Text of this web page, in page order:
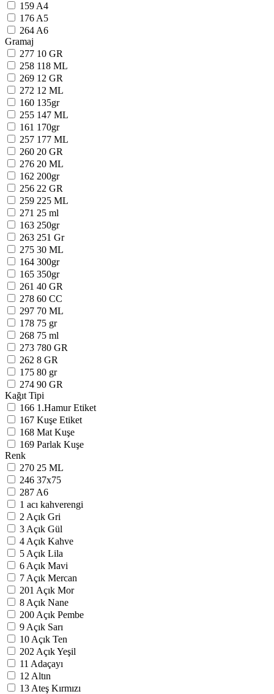
159 A4
176 A5
264 A6
Gramaj
277 10 GR
258 118 ML
269 12 GR
272 12 ML
160 135gr
255 147 ML
161 170gr
257 177 ML
260 20 GR
276 20 ML
162 200gr
256 22 GR
259 225 ML
271 25 ml
163 250gr
263 251 Gr
275 30 ML
164 300gr
165 350gr
261 40 GR
278 60 CC
297 70 ML
178 75 gr
268 75 ml
273 780 GR
262 8 GR
175 80 gr
274 90 GR
Kağıt Tipi
166 1.Hamur Etiket
167 Kuşe Etiket
168 Mat Kuşe
169 Parlak Kuşe
Renk
270 25 ML
246 37x75
287 A6
1 acı kahverengi
2 Açık Gri
3 Açık Gül
4 Açık Kahve
5 Açık Lila
6 Açık Mavi
7 Açık Mercan
201 Açık Mor
8 Açık Nane
200 Açık Pembe
9 Açık Sarı
10 Açık Ten
202 Açık Yeşil
11 Adaçayı
12 Altın
13 Ateş Kırmızı